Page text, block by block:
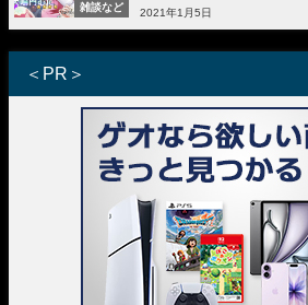
雑談など
2021年1月5日
＜PR＞